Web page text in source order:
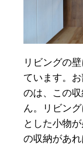
リビングの
ています。
のは、この
ん。リビン
とした小物
の収納があ